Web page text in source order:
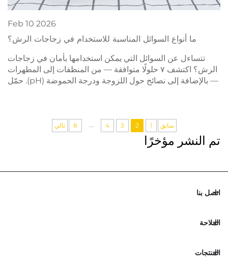
Feb 10 2026
ما أنواع السوائل المناسبة للاستخدام في زجاجات الرش؟
تتساءل عن السوائل التي يمكن استخدامها بأمان في زجاجات
الرش؟ اكتشف ٧ حلولًا متوافقة — من المنظفات إلى المطهرات
— بالإضافة إلى نصائح حول اللزوجة ودرجة الحموضة (pH). حمّل
سابق 1
2
3
4
8 تالي
تم النشر مؤخرًا
اتصل بنا
الملاحة
المنتجات